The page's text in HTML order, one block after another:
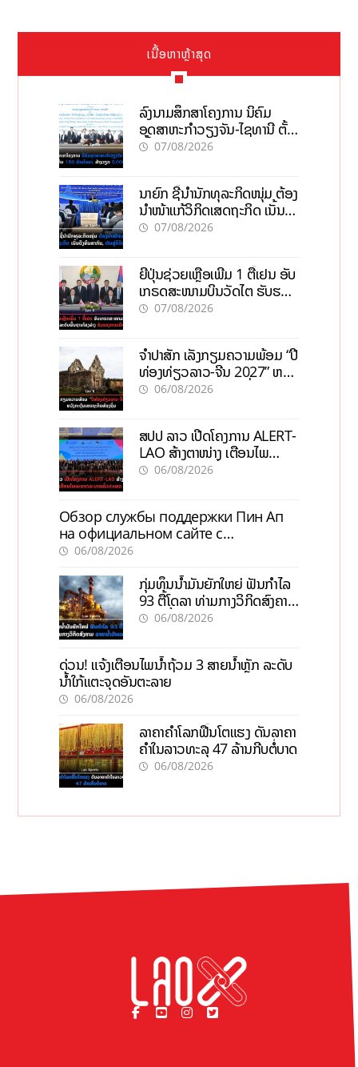
ເນື້ອຫາຫຼ້າສຸດ
ລົງນາມສຶກສາໂຄງການ ນິຄົມ
ອຸດສາຫະກຳວຽງຈັນ-ໄຊທານີ ຕັ້ງ
ເປົ້າດຶງທຶນ 150 ລ້ານໂດລາ, ສ້າງ
07/08/2026
ນາຍົກ ຊີ້ນຳນັກທຸລະກິດໜຸ່ມ ຕ້ອງ
ນຳໜ້າແກ້ວິກິດເສດຖະກິດ ເນັ້ນດຶງ
ທຶນສາກົນ, ຫັນສູ່ດິຈິຕອນ
07/08/2026
ຍີ່ປຸ່ນຊ່ວຍເຫຼືອເພີ່ມ 1 ຕື້ເຢນ ອັບ
ເກຣດສະໜາມບິນວັດໄຕ ຮັບຮອງ
ການເຕີບໂຕ
07/08/2026
ຈຳປາສັກ ເລັ່ງກຽມຄວາມພ້ອມ “ປີ
ທ່ອງທ່ຽວລາວ-ຈີນ 2027” ຫວັງ
ກະຕຸ້ນເສດຖະກິດທ້ອງຖິ່ນ
06/08/2026
ສປປ ລາວ ເປີດໂຄງການ ALERT-
LAO ສ້າງຕາໜ່າງ ເຕືອນໄພ
ພະຍາດລະບາດທົ່ວປະເທດ
06/08/2026
Обзор службы поддержки Пин Ап
на официальном сайте с
актуальной информацией
06/08/2026
ກຸ່ມທຶນນ້ຳມັນຍັກໃຫຍ່ ຟັນກຳໄລ
93 ຕື້ໂດລາ ທ່າມກາງວິກິດສົງຄາມ
ລາຄານໍ້າມັນແພງ
06/08/2026
ດ່ວນ! ແຈ້ງເຕືອນໄພນໍ້າຖ້ວມ 3 ສາຍນໍ້າຫຼັກ ລະດັບ
ນໍ້າໃກ້ແຕະຈຸດອັນຕະລາຍ
06/08/2026
ລາຄາຄຳໂລກຟື້ນໂຕແຮງ ດັນລາຄາ
ຄຳໃນລາວທະລຸ 47 ລ້ານກີບຕໍ່ບາດ
06/08/2026